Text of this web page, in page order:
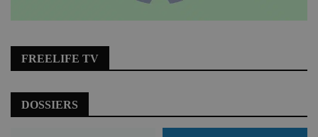
FREELIFE TV
DOSSIERS